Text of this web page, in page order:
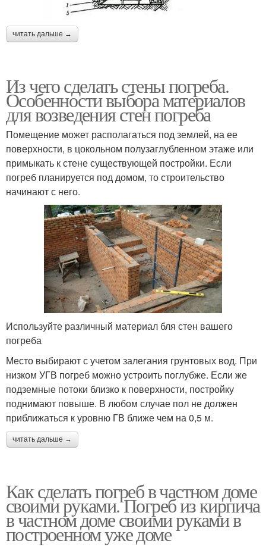
читать дальше →
Из чего сделать стены погреба.
Особенности выбора материалов
для возведения стен погреба
Помещение может располагаться под землей, на ее
поверхности, в цокольном полузаглубленном этаже или
примыкать к стене существующей постройки. Если
погреб планируется под домом, то строительство
начинают с него.
Используйте различный материал бля стен вашего
погреба
Место выбирают с учетом залегания грунтовых вод. При
низком УГВ погреб можно устроить поглубже. Если же
подземные потоки близко к поверхности, постройку
поднимают повыше. В любом случае пол не должен
приближаться к уровню ГВ ближе чем на 0,5 м.
читать дальше →
Как сделать погреб в частном доме
своими руками. Погреб из кирпича
в частном доме своими руками в
построенном уже доме